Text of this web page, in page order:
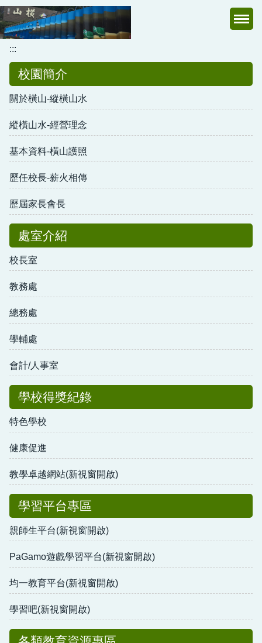
跳
到
主
要
內
區
:::
校園簡介
關於橫山-縱橫山水
縱橫山水-經營理念
基本資料-橫山護照
歷任校長-薪火相傳
歷屆家長會長
處室介紹
校長室
教務處
總務處
學輔處
會計/人事室
學校得獎紀錄
特色學校
健康促進
教學卓越網站(新視窗開啟)
學習平台專區
親師生平台(新視窗開啟)
PaGamo遊戲學習平台(新視窗開啟)
均一教育平台(新視窗開啟)
學習吧(新視窗開啟)